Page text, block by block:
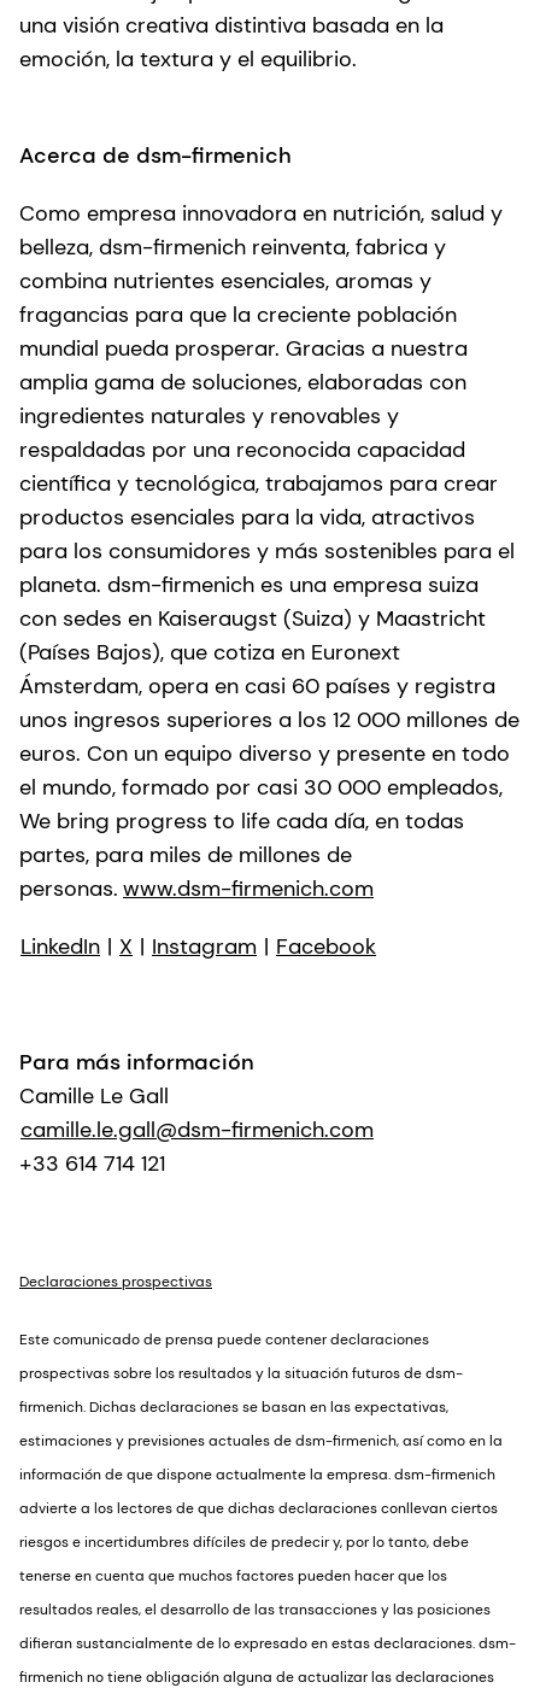
una visión creativa distintiva basada en la
emoción, la textura y el equilibrio.
Acerca de dsm-firmenich
Como empresa innovadora en nutrición, salud y
belleza, dsm-firmenich reinventa, fabrica y
combina nutrientes esenciales, aromas y
fragancias para que la creciente población
mundial pueda prosperar. Gracias a nuestra
amplia gama de soluciones, elaboradas con
ingredientes naturales y renovables y
respaldadas por una reconocida capacidad
científica y tecnológica, trabajamos para crear
productos esenciales para la vida, atractivos
para los consumidores y más sostenibles para el
planeta. dsm-firmenich es una empresa suiza
con sedes en Kaiseraugst (Suiza) y Maastricht
(Países Bajos), que cotiza en Euronext
Ámsterdam, opera en casi 60 países y registra
unos ingresos superiores a los 12 000 millones de
euros. Con un equipo diverso y presente en todo
el mundo, formado por casi 30 000 empleados,
We bring progress to life cada día, en todas
partes, para miles de millones de
personas. www.dsm-firmenich.com
LinkedIn | X | Instagram | Facebook
Para más información
Camille Le Gall
camille.le.gall@dsm-firmenich.com
+33 614 714 121
Declaraciones prospectivas
Este comunicado de prensa puede contener declaraciones
prospectivas sobre los resultados y la situación futuros de dsm-
firmenich. Dichas declaraciones se basan en las expectativas,
estimaciones y previsiones actuales de dsm-firmenich, así como en la
información de que dispone actualmente la empresa. dsm-firmenich
advierte a los lectores de que dichas declaraciones conllevan ciertos
riesgos e incertidumbres difíciles de predecir y, por lo tanto, debe
tenerse en cuenta que muchos factores pueden hacer que los
resultados reales, el desarrollo de las transacciones y las posiciones
difieran sustancialmente de lo expresado en estas declaraciones. dsm-
firmenich no tiene obligación alguna de actualizar las declaraciones